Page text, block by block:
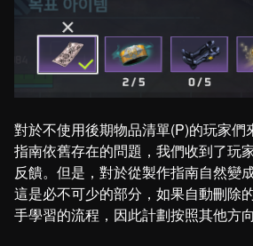
對於不使用後期物品清單(P)的玩家們
指南依舊存在的問題，我們收到了玩
反饋。但是，對於從製作指南自然變
這是必不可少的部分，如果自動刪除
手學習的流程，因此計劃按照其他方